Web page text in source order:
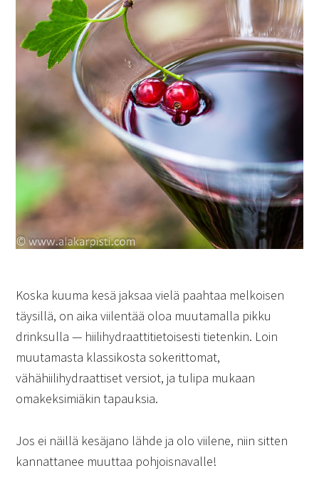
Koska kuuma kesä jaksaa vielä paahtaa melkoisen
täysillä, on aika viilentää oloa muutamalla pikku
drinksulla — hiilihydraattitietoisesti tietenkin. Loin
muutamasta klassikosta sokerittomat,
vähähiilihydraattiset versiot, ja tulipa mukaan
omakeksimiäkin tapauksia.
Jos ei näillä kesäjano lähde ja olo viilene, niin sitten
kannattanee muuttaa pohjoisnavalle!